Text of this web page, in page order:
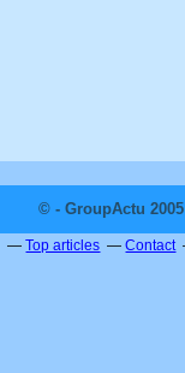
© - GroupActu
Top articles Contact